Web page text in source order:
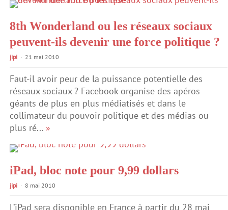
8th Wonderland ou les réseaux sociaux
peuvent-ils devenir une force politique ?
jipi 21 mai 2010
Faut-il avoir peur de la puissance potentielle des
réseaux sociaux ? Facebook organise des apéros
géants de plus en plus médiatisés et dans le
collimateur du pouvoir politique et des médias ou
plus ré... »
iPad, bloc note pour 9,99 dollars
jipi 8 mai 2010
L’iPad sera disponible en France à partir du 28 mai